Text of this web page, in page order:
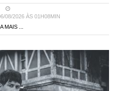
08/2026 ÀS 01H08MIN
MAIS ...